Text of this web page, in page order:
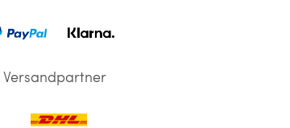
Versandpartner